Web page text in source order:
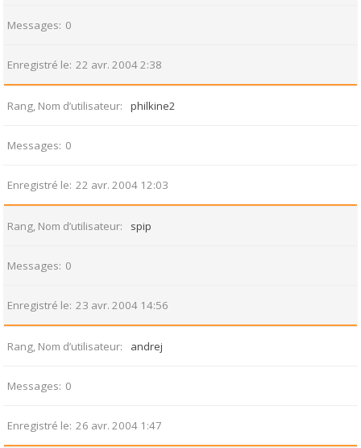
Messages 0
Enregistré le 22 avr. 2004 2:38
Rang, Nom d’utilisateur philkine2
Messages 0
Enregistré le 22 avr. 2004 12:03
Rang, Nom d’utilisateur spip
Messages 0
Enregistré le 23 avr. 2004 14:56
Rang, Nom d’utilisateur andrej
Messages 0
Enregistré le 26 avr. 2004 1:47